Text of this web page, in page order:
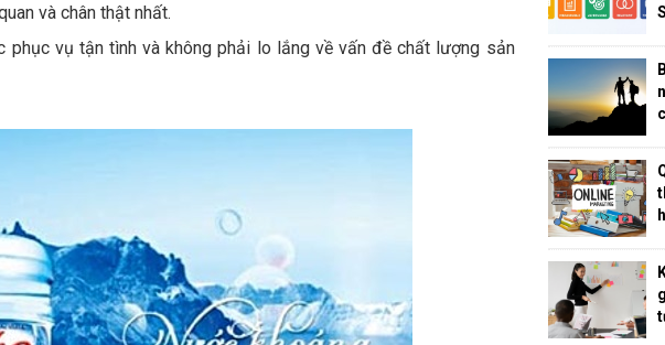
và chân thật nhất.
vụ tận tình và không phải lo lắng về vấn đề chất lượng sản